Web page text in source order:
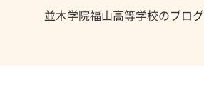
並木学院福山高等学校のブログ